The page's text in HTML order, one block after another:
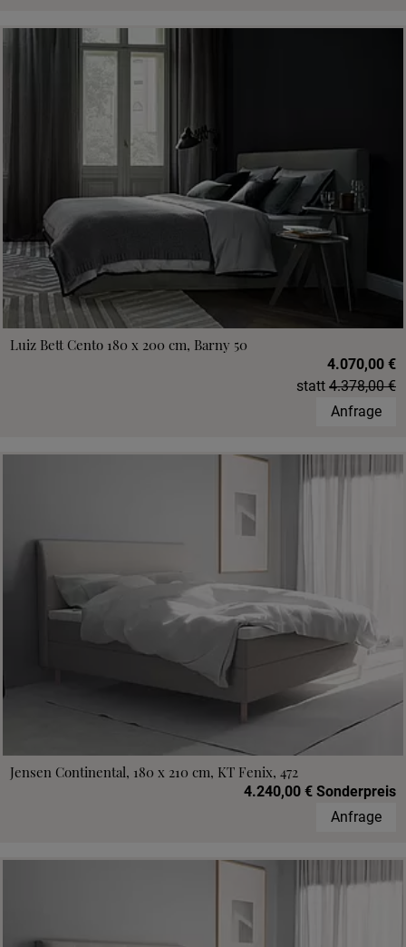
Luiz Bett Cento 180 x 200 cm, Barny 50
4.070,00 €
statt 4.378,00 €
Anfrage
Jensen Continental, 180 x 210 cm, KT Fenix, 472
4.240,00 € Sonderpreis
Anfrage